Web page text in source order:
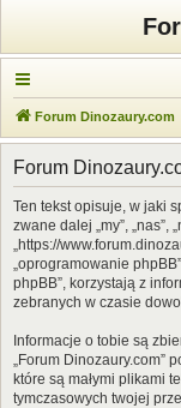
Forum Dinozaury.com
Forum
Ten tekst opisuje, w jaki
zwane dalej „my”, „nas”,
„https://
„oprogramowanie
phpBB”, korzystają z
zebranych w czasie
Informacje o tobie są
„Forum Dinozaury.com”
które są małymi plikami
tymczasowych twojej